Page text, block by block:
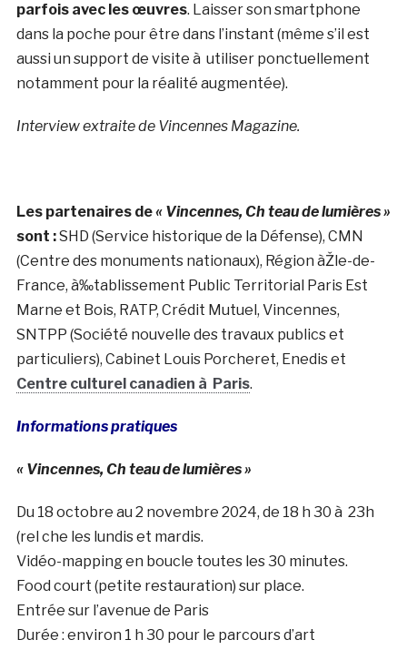
parfois avec les œuvres. Laisser son smartphone
dans la poche pour être dans l’instant (même s’il est
aussi un support de visite à utiliser ponctuellement
notamment pour la réalité augmentée).
Interview extraite de Vincennes Magazine.
Les partenaires de« Vincennes, Ch teau de lumières »
sont :SHD (Service historique de la Défense), CMN
(Centre des monuments nationaux), Région àŽle-de-
France, à‰tablissement Public Territorial Paris Est
Marne et Bois, RATP, Crédit Mutuel, Vincennes,
SNTPP (Société nouvelle des travaux publics et
particuliers), Cabinet Louis Porcheret, Enedis et
Centre culturel canadien à Paris.
Informations pratiques
« Vincennes, Ch teau de lumières »
Du 18 octobre au 2 novembre 2024, de 18 h 30 à 23h
(rel che les lundis et mardis.
Vidéo-mapping en boucle toutes les 30 minutes.
Food court (petite restauration) sur place.
Entrée sur l’avenue de Paris
Durée : environ 1 h 30 pour le parcours d’art